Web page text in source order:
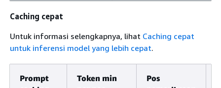
Caching cepat
Untuk informasi selengkapnya, lihat Caching cepat
untuk inferensi model yang lebih cepat.
Prompt
Token min
Pos